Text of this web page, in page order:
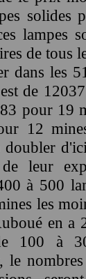
solides
lampes
de tous
dans les
de
pour 19
12
leur
à 500
les
en a
100 à
le